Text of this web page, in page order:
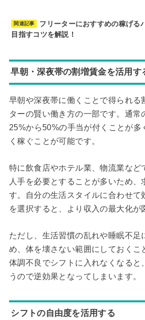
関連記事
フリーターにおすすめの稼げる
目指すコツを解説！
早朝・深夜帯の割増賃金を活用す
早朝や深夜帯に働くことで得られる
ターの賢い働き方の一部です。通常
25%から50%の手当が付くことが多
く稼ぐことが可能です。
特に飲食店やホテル業、物流業など
人手を必要とすることが多いため、
す。自分の生活スタイルに合わせて
を選択すると、より収入の最大化が
ただし、生活習慣の乱れや睡眠不足
め、体を壊さない範囲にしておくこ
体調不良でシフトに入れなくなると
うので逆効果となってしまいます。
シフトの自由度を活用する